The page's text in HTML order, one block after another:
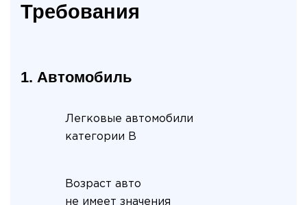
Требования
1. Автомобиль
Легковые автомобили
категории B
Возраст авто
не имеет значения